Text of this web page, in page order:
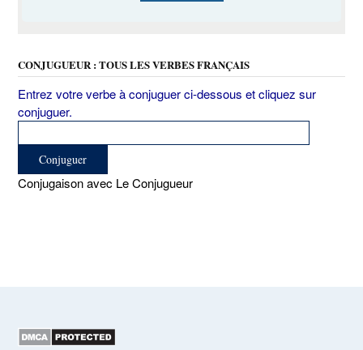
CONJUGUEUR : TOUS LES VERBES FRANÇAIS
Entrez votre verbe à conjuguer ci-dessous et cliquez sur
conjuguer.
Conjugaison avec Le Conjugueur